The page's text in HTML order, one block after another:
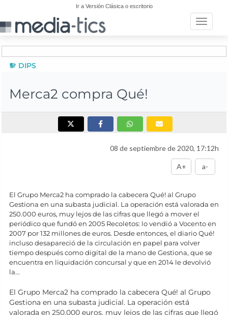
Ir a Versión Clásica o escritorio
Toggle
DIPS
Merca2 compra Qué!
08 de septiembre de 2020, 17:12h
A+ a-
El Grupo Merca2 ha comprado la cabecera Qué! al Grupo
Gestiona en una subasta judicial. La operación está valorada en
250.000 euros, muy lejos de las cifras que llegó a mover el
periódico que fundó en 2005 Recoletos: lo vendió a Vocento en
2007 por 132 millones de euros. Desde entonces, el diario Qué!
incluso desapareció de la circulación en papel para volver
tiempo después como digital de la mano de Gestiona, que se
encuentra en liquidación concursal y que en 2014 le devolvió
la...
El Grupo Merca2 ha comprado la cabecera Qué! al Grupo
Gestiona en una subasta judicial. La operación está
valorada en 250.000 euros, muy lejos de las cifras que llegó